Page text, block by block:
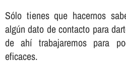
Sólo tienes que hacernos
algún dato de contacto para
de ahí­ trabajaremos para
eficaces.